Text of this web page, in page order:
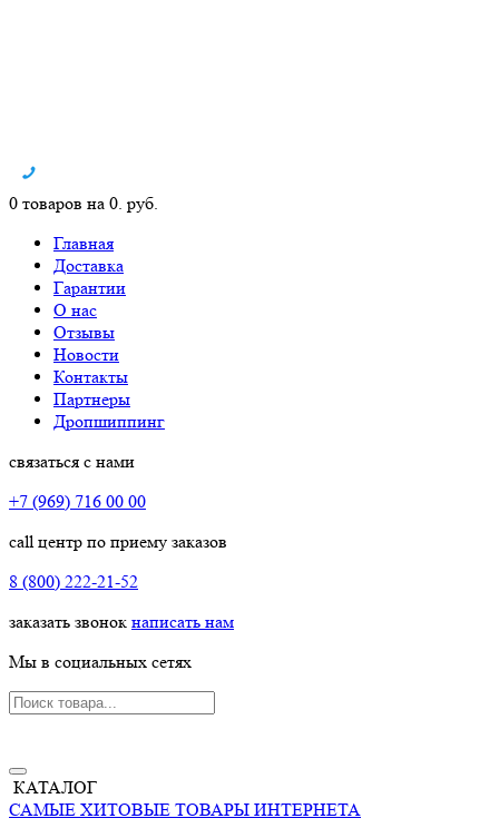
0 товаров на 0. руб.
Главная
Доставка
Гарантии
О нас
Отзывы
Новости
Контакты
Партнеры
Дропшиппинг
связаться с нами
+7 (969) 716 00 00
call центр по приему заказов
8 (800) 222-21-52
заказать звонок написать нам
Мы в социальных сетях
КАТАЛОГ
САМЫЕ ХИТОВЫЕ ТОВАРЫ ИНТЕРНЕТА